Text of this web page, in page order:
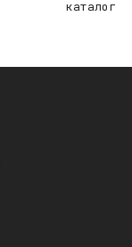
каталог